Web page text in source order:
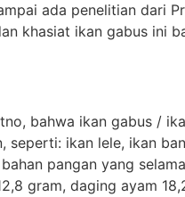
ada penelitian dari
khasiat ikan gabus ini
bahwa ikan gabus /
ikan lele, ikan
pangan yang
gram, daging ayam